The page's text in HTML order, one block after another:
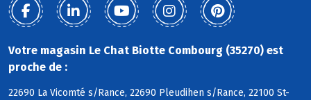
Votre magasin Le Chat Biotte Combourg (35270) est
proche de :
22690 La Vicomté s/Rance, 22690 Pleudihen s/Rance, 22100 St-